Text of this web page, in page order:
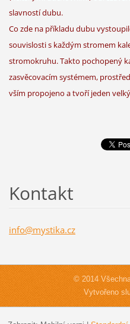
slavností dubu.
Co zde na příkladu dubu
souvislosti s každým stromem
stromokruhu. Takto pochopený
zasvěcovacím systémem,
vším propojeno a tvoří jeden
Kontakt
info@mystika.cz
© 2014
Vytvořeno